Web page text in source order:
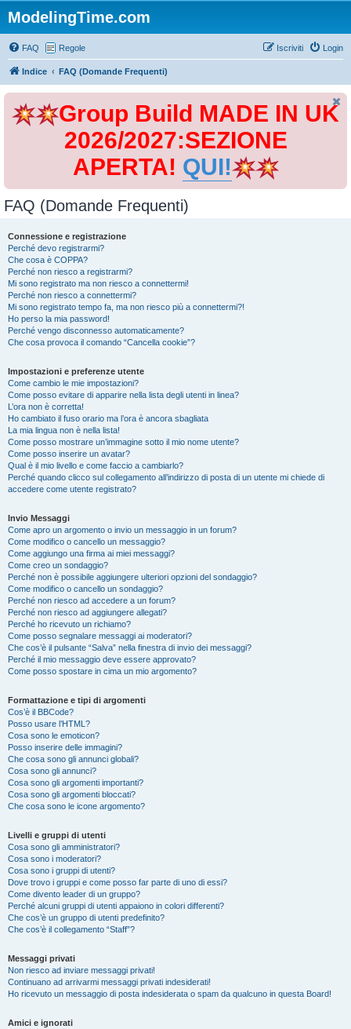
ModelingTime.com
FAQ Regole Login
Iscriviti
Indice FAQ (Domande Frequenti)
Group Build MADE IN UK
2026/2027:SEZIONE
APERTA! QUI!
FAQ (Domande Frequenti)
Connessione e registrazione
Perché devo registrarmi?
Che cosa è COPPA?
Perché non riesco a registrarmi?
Mi sono registrato ma non riesco a connettermi!
Perché non riesco a connettermi?
Mi sono registrato tempo fa, ma non riesco più a connettermi?!
Ho perso la mia password!
Perché vengo disconnesso automaticamente?
Che cosa provoca il comando “Cancella cookie”?
Impostazioni e preferenze utente
Come cambio le mie impostazioni?
Come posso evitare di apparire nella lista degli utenti in linea?
L’ora non è corretta!
Ho cambiato il fuso orario ma l’ora è ancora sbagliata
La mia lingua non è nella lista!
Come posso mostrare un’immagine sotto il mio nome utente?
Come posso inserire un avatar?
Qual è il mio livello e come faccio a cambiarlo?
Perché quando clicco sul collegamento all’indirizzo di posta di un utente mi chiede di
accedere come utente registrato?
Invio Messaggi
Come apro un argomento o invio un messaggio in un forum?
Come modifico o cancello un messaggio?
Come aggiungo una firma ai miei messaggi?
Come creo un sondaggio?
Perché non è possibile aggiungere ulteriori opzioni del sondaggio?
Come modifico o cancello un sondaggio?
Perché non riesco ad accedere a un forum?
Perché non riesco ad aggiungere allegati?
Perché ho ricevuto un richiamo?
Come posso segnalare messaggi ai moderatori?
Che cos’è il pulsante “Salva” nella finestra di invio dei messaggi?
Perché il mio messaggio deve essere approvato?
Come posso spostare in cima un mio argomento?
Formattazione e tipi di argomenti
Cos’è il BBCode?
Posso usare l’HTML?
Cosa sono le emoticon?
Posso inserire delle immagini?
Che cosa sono gli annunci globali?
Cosa sono gli annunci?
Cosa sono gli argomenti importanti?
Cosa sono gli argomenti bloccati?
Che cosa sono le icone argomento?
Livelli e gruppi di utenti
Cosa sono gli amministratori?
Cosa sono i moderatori?
Cosa sono i gruppi di utenti?
Dove trovo i gruppi e come posso far parte di uno di essi?
Come divento leader di un gruppo?
Perché alcuni gruppi di utenti appaiono in colori differenti?
Che cos’è un gruppo di utenti predefinito?
Che cos’è il collegamento “Staff”?
Messaggi privati
Non riesco ad inviare messaggi privati!
Continuano ad arrivarmi messaggi privati indesiderati!
Ho ricevuto un messaggio di posta indesiderata o spam da qualcuno in questa Board!
Amici e ignorati